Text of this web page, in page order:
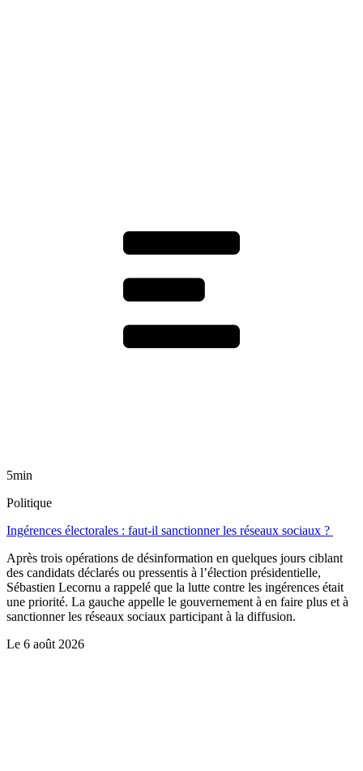
5min
Politique
Ingérences électorales : faut-il sanctionner les réseaux sociaux ?
Après trois opérations de désinformation en quelques jours ciblant
des candidats déclarés ou pressentis à l’élection présidentielle,
Sébastien Lecornu a rappelé que la lutte contre les ingérences était
une priorité. La gauche appelle le gouvernement à en faire plus et à
sanctionner les réseaux sociaux participant à la diffusion.
Le 6 août 2026